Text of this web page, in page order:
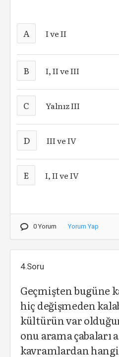
A I ve II
B I, II ve III
C Yalnız III
D III ve IV
E I, II ve IV
0 Yorum Yorum Yap
4.Soru
Geçmişten bugüne
hiç değişmeden
kültürün var
onu arama çabaları
kavramlardan